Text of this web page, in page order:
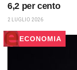
6,2 per cento
2 LUGLIO 2026
ECONOMIA